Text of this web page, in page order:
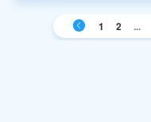
1 2 ...